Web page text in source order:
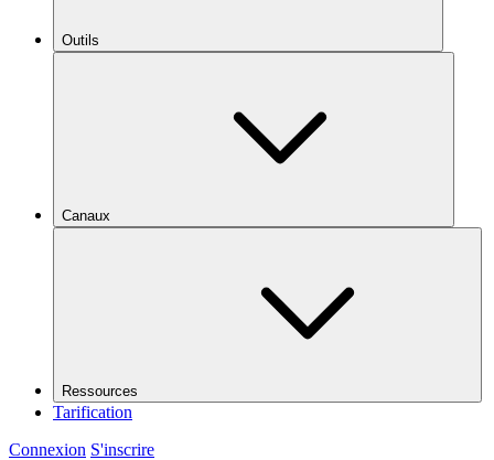
Outils
Canaux
Ressources
Tarification
Connexion S'inscrire